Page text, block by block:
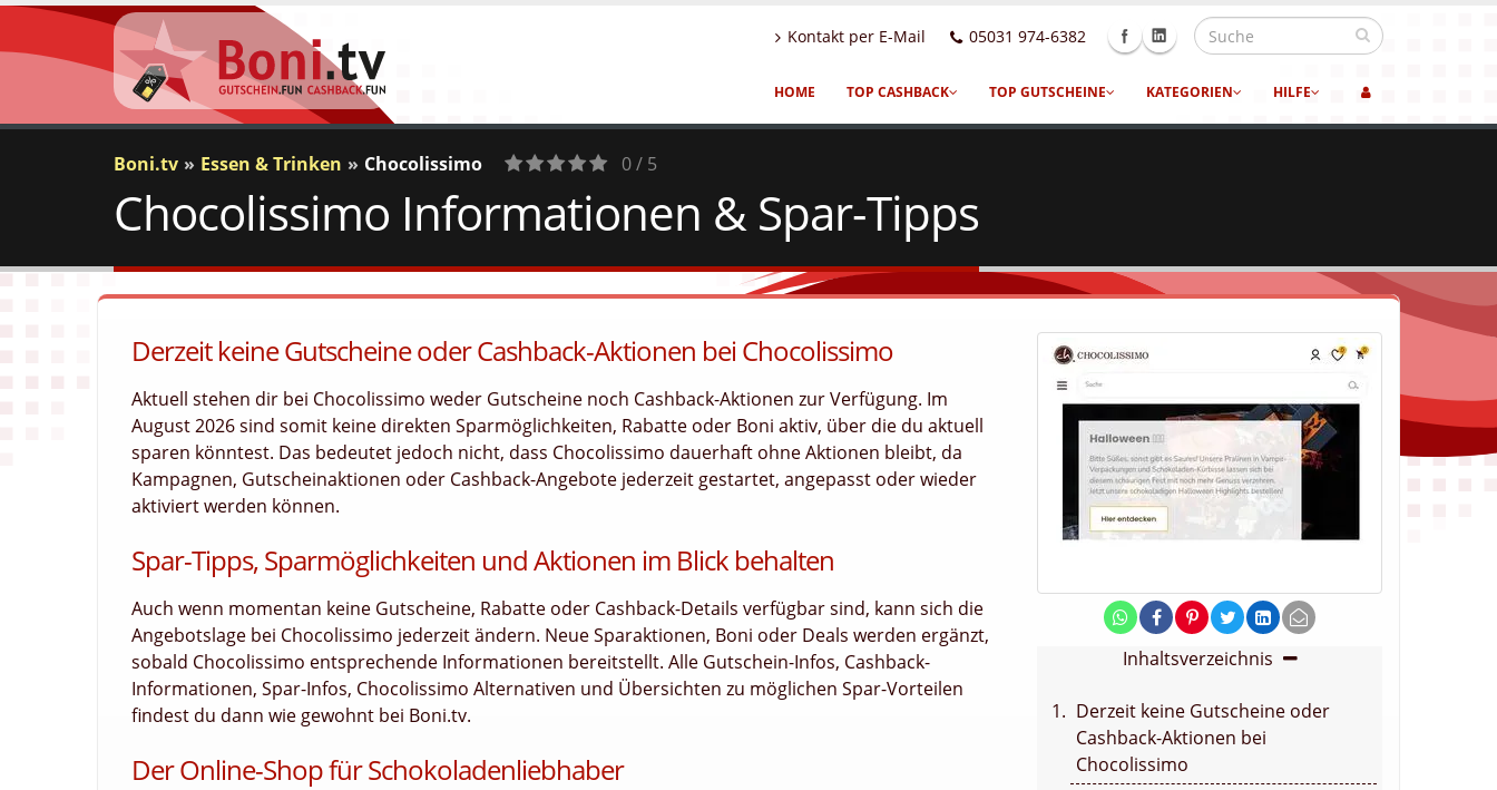
Kontakt per E-Mail 05031 974-6382
HOME TOP CASHBACK TOP GUTSCHEINE KATEGORIEN HILFE
Boni.tv Essen & Trinken Chocolissimo 0 / 5
Chocolissimo Informationen & Spar-Tipps
Inhaltsverzeichnis
Derzeit keine Gutscheine oder
Cashback-Aktionen bei
Chocolissimo
Derzeit keine Gutscheine oder Cashback-Aktionen bei Chocolissimo
Aktuell stehen dir bei Chocolissimo weder Gutscheine noch Cashback-Aktionen zur Verfügung. Im
August 2026 sind somit keine direkten Sparmöglichkeiten, Rabatte oder Boni aktiv, über die du aktuell
sparen könntest. Das bedeutet jedoch nicht, dass Chocolissimo dauerhaft ohne Aktionen bleibt, da
Kampagnen, Gutscheinaktionen oder Cashback-Angebote jederzeit gestartet, angepasst oder wieder
aktiviert werden können.
Spar-Tipps, Sparmöglichkeiten und Aktionen im Blick behalten
Auch wenn momentan keine Gutscheine, Rabatte oder Cashback-Details verfügbar sind, kann sich die
Angebotslage bei Chocolissimo jederzeit ändern. Neue Sparaktionen, Boni oder Deals werden ergänzt,
sobald Chocolissimo entsprechende Informationen bereitstellt. Alle Gutschein-Infos, Cashback-
Informationen, Spar-Infos, Chocolissimo Alternativen und Übersichten zu möglichen Spar-Vorteilen
findest du dann wie gewohnt bei Boni.tv.
Der Online-Shop für Schokoladenliebhaber